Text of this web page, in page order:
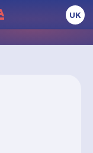
UK